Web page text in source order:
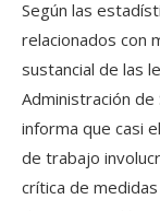
Según las
relacionados con
sustancial de las
Administración de
informa que casi
de trabajo
crítica de